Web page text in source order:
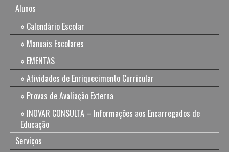
Alunos
Calendário Escolar
Manuais Escolares
EMENTAS
Atividades de Enriquecimento Curricular
Provas de Avaliação Externa
INOVAR CONSULTA – Informações aos Encarregados de
Educação
Serviços